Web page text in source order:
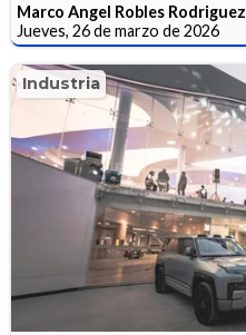
Marco Angel Robles Rodriguez
Jueves, 26 de marzo de 2026
Industria